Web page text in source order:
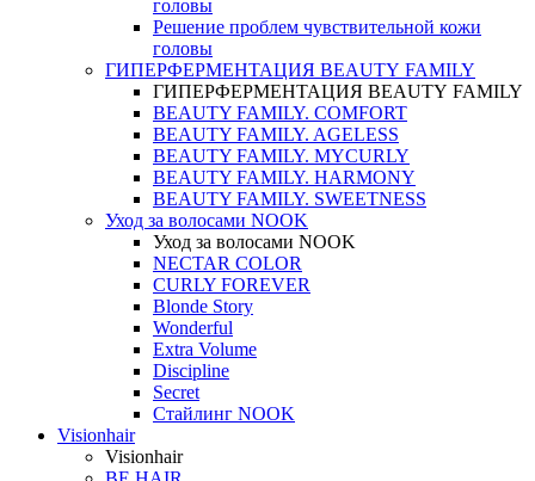
головы
Решение проблем чувствительной кожи
головы
ГИПЕРФЕРМЕНТАЦИЯ BEAUTY FAMILY
ГИПЕРФЕРМЕНТАЦИЯ BEAUTY FAMILY
BEAUTY FAMILY. COMFORT
BEAUTY FAMILY. AGELESS
BEAUTY FAMILY. MYCURLY
BEAUTY FAMILY. HARMONY
BEAUTY FAMILY. SWEETNESS
Уход за волосами NOOK
Уход за волосами NOOK
NECTAR COLOR
CURLY FOREVER
Blonde Story
Wonderful
Extra Volume
Discipline
Secret
Стайлинг NOOK
Visionhair
Visionhair